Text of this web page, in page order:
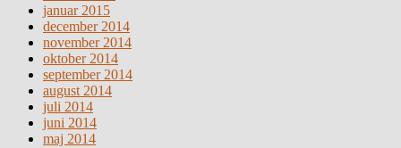
januar 2015
december 2014
november 2014
oktober 2014
september 2014
august 2014
juli 2014
juni 2014
maj 2014